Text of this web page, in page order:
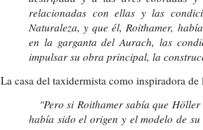
relacionadas con ellas y las
Naturaleza, y que él, Roithamer,
en la garganta del Aurach, las
impulsar su obra principal, la
La casa del taxidermista como inspiradora
"Pero si Roithamer sabía que Höller
había sido el origen y el modelo de su